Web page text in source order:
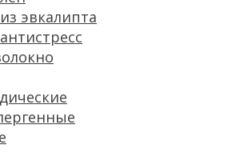
эвкалипта